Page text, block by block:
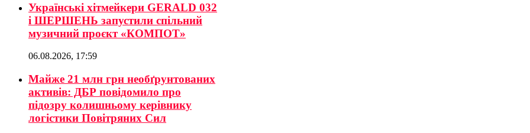
Українські хітмейкери GERALD 032
і ШЕРШЕНЬ запустили спільний
музичний проєкт «КОМПОТ»
06.08.2026, 17:59
Майже 21 млн грн необґрунтованих
активів: ДБР повідомило про
підозру колишньому керівнику
логістики Повітряних Сил